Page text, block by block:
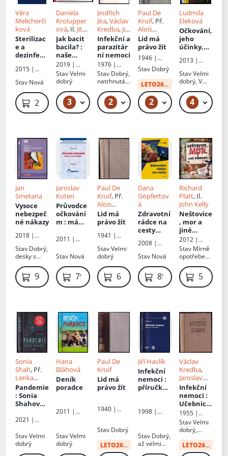
Věra
Melicherčí
ková
Sterilizac
e a
dezinfekc
2015 |
Stav Nová
279 Kč
Daniela
Krolupper
ová, Il. Jitka
Petrová
Jak bacit
bacila?:
naše
poctivá a
pilná
práce
připraví o
zdraví
generace!
2019 |
Euromedia
Group
StavVelmi
dobrý
3 89 Kč – 119 Kč
Jindřich
Jíra,Václav
Kredba, Jiří
Havlík,
Karel
Kouba
Infekční a
parazitár
ní nemoci
1976 |
Avicenum
Stav Dobrý,
natrhnutá
2 49 Kč – 59 Kč
Paul De
Kruif, Př.
Alois
Adalbert
Hoch
Lid má
právo žít
1946 |
Orbis
Stav Dobrý
LETO26od: 34 Kč
2 49 Kč
Ludmila
Eleková
Očkování,
jeho
účinky,
a jejich
léčba
2013 |
StavVelmi
dobrý, V
podtrháno
propiskou
4
Jan
Smetana
Vysoce
nebezpeč
né nákazy
2018 |
fronta
Stav Dobrý,
desky s
oděrkami949 Kč
Jaroslav
Koten
Průvodce
očkování
m: máme
chřipky?
2011 |
s.r.o.
Stav Nová
79 Kč
Paul De
Kruif, Př.
Alois
Adalbert
Hoch
Lid má
právo žít
1941 |
StavVelmi
dobrý
69 Kč
Dana
Göpfertov
á
Zdravotní
rádce na
cesty
2008 |
tví
TRITON,s.r.
o.
Stav Nová
89 Kč
Richard
Platt, Il.
John Kelly
Neštovice
, mor a
jiné
pohromy
2012 |
Mladá
fronta
Stav Mírně
opotřebená
po vlhkosti
59 Kč
Sonia
Shah, Př.
Lenka
Šverčičová
Pandemie
: Sonia
Shahová ;
anglickéh
originálu
Pandemic
...
2021 |
Group
StavVelmi
dobrý
Hana
Bláhová
Deník
poradce
2011 |
StavVelmi
dobrý
Paul De
Kruif
Lid má
právo žít
1940 |
Stav Dobrý
LETO26od: 55 Kč
Jiří Havlík
Infekční
nemoci:
příručka
lékaře
1998 |
Stav Dobrý,
až velmi
Václav
Kredba,
Jaroslav
Ondráček
J
Procházka
Infekční
nemoci :
Učebnice
pro lék.
fakulty
1955 |
SZdN
StavVelmi
dobrý,
označení
na
LETO26od: